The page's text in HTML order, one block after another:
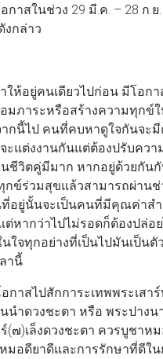
กาสในช่วง 29 มี.ค. – 28 ก.ย
งกล่าว
ห้อยู่คนเดียวไปก่อน มีโอกา
มภาระหรือสร้างความทุกข์ใ
ากนี้ไป คนที่คบหาดูใจกันจะ
ะแต่งงานกันแต่ต้องปรับควา
ชีวิตคู่มีมาก หากอยู่ด้วยกัน
ข์ร่วมสุขแล้วสามารถผ่านช่
ที่อยู่นั้นจะเป็นคนที่มีคุณค่าส
หากว่าไปไม่รอดก็ต้องปล่อย
ใจทุกอย่างที่เป็นไปมันเป็นตั
านี้
าสไปสักการะเทพพระเสาร์
นำดวงชะตา หรือ พระปางน
ร์(๗)เล็งดวงชะตา ควรบูชาห
หมอดียาดีและการรักษาที่ดีใ